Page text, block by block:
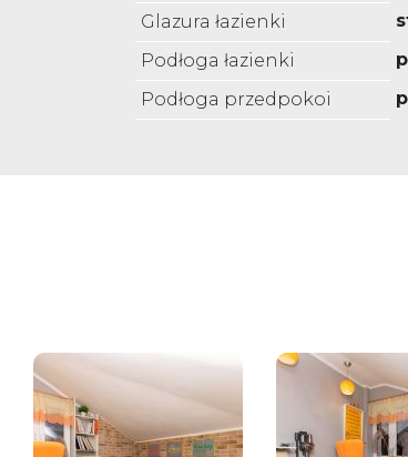
Glazura łazienki
Podłoga łazienki
Podłoga przedpokoi